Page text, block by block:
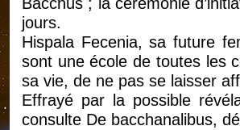
jours.
Hispala Fecenia, sa future
sont une école de toutes les
sa vie, de ne pas se laisser
Effrayé par la possible
consulte De bacchanalibus,